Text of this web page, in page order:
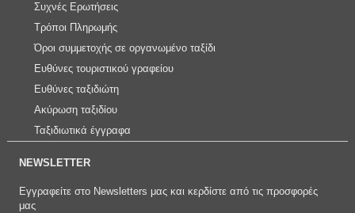
Συχνές Ερωτήσεις
Τρόποι Πληρωμής
Όροι συμμετοχής σε οργανωμένο ταξίδι
Ευθύνες τουριστικού γραφείου
Ευθύνες ταξιδιώτη
Ακύρωση ταξιδίου
Ταξιδιωτικά έγγραφα
NEWSLETTER
Εγγραφείτε στο Newsletters μας και κερδίστε από τις προσφορές
μας